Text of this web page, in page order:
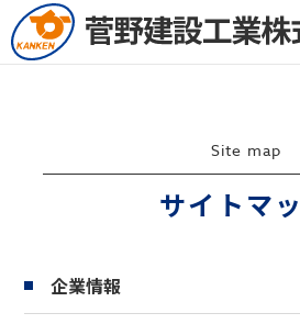
Company
Site map
サイトマ
企業情報